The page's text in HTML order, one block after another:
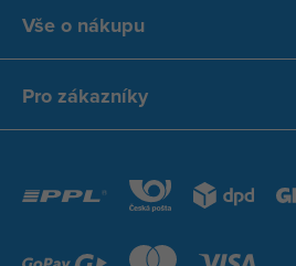
Vše o nákupu
Pro zákazníky